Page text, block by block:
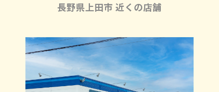
長野県上田市 近くの店舗